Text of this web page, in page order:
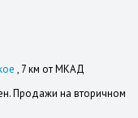
, 7 км от МКАД
Продажи на вторичном